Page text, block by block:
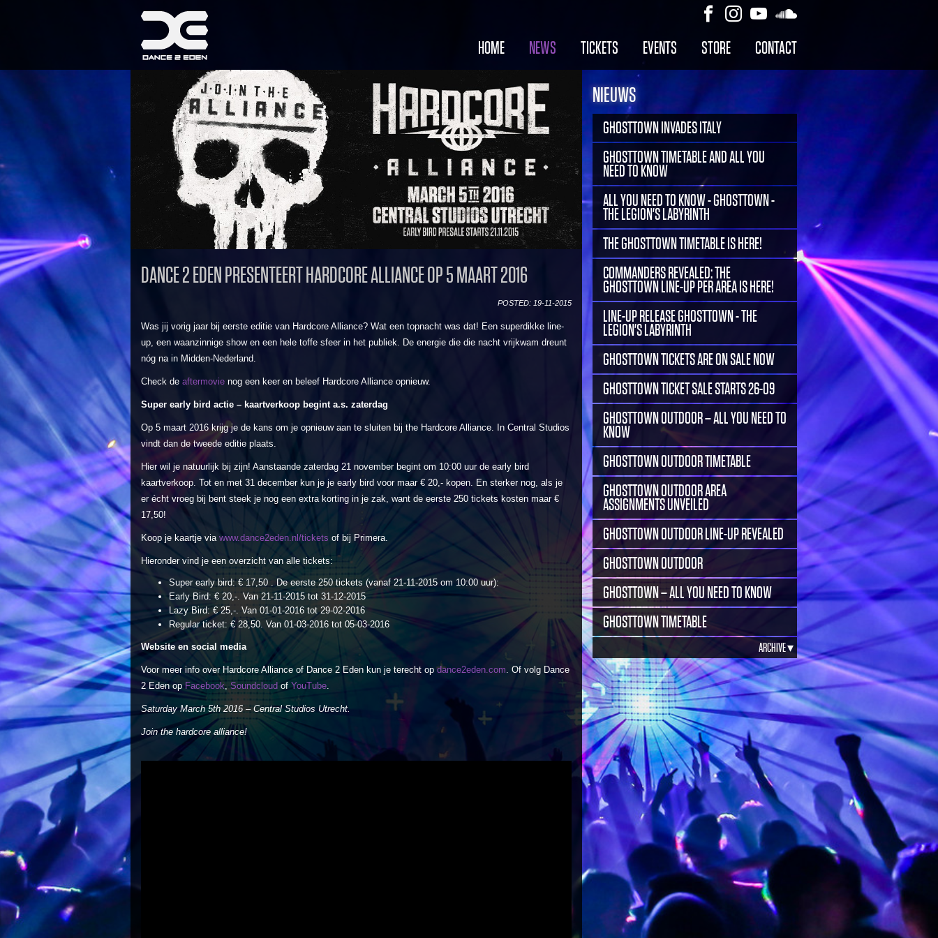
HOME NEWS TICKETS EVENTS STORE CONTACT
DANCE 2 EDEN PRESENTEERT HARDCORE ALLIANCE OP 5 MAART 2016
POSTED: 19-11-2015
Was jij vorig jaar bij eerste editie van Hardcore Alliance? Wat een topnacht was dat! Een superdikke line-
up, een waanzinnige show en een hele toffe sfeer in het publiek. De energie die die nacht vrijkwam dreunt
nóg na in Midden-Nederland.
Check de aftermovie nog een keer en beleef Hardcore Alliance opnieuw.
Super early bird actie – kaartverkoop begint a.s. zaterdag
Op 5 maart 2016 krijg je de kans om je opnieuw aan te sluiten bij the Hardcore Alliance. In Central Studios
vindt dan de tweede editie plaats.
Hier wil je natuurlijk bij zijn! Aanstaande zaterdag 21 november begint om 10:00 uur de early bird
kaartverkoop. Tot en met 31 december kun je je early bird voor maar € 20,- kopen. En sterker nog, als je
er écht vroeg bij bent steek je nog een extra korting in je zak, want de eerste 250 tickets kosten maar €
17,50!
Koop je kaartje via www.dance2eden.nl/tickets of bij Primera.
Hieronder vind je een overzicht van alle tickets:
Super early bird: € 17,50 . De eerste 250 tickets (vanaf 21-11-2015 om 10:00 uur):
Early Bird: € 20,-. Van 21-11-2015 tot 31-12-2015
Lazy Bird: € 25,-. Van 01-01-2016 tot 29-02-2016
Regular ticket: € 28,50. Van 01-03-2016 tot 05-03-2016
Website en social media
Voor meer info over Hardcore Alliance of Dance 2 Eden kun je terecht opdance2eden.com . Of volg Dance
2 Eden opFacebook, Soundcloud of YouTube
Saturday March 5th 2016 – Central Studios Utrecht.
Join the hardcore alliance!
NIEUWS
GHOSTTOWN INVADES ITALY
GHOSTTOWN TIMETABLE AND ALL YOU
NEED TO KNOW
ALL YOU NEED TO KNOW - GHOSTTOWN -
THE LEGION'S LABYRINTH
THE GHOSTTOWN TIMETABLE IS HERE!
COMMANDERS REVEALED: THE
GHOSTTOWN LINE-UP PER AREA IS HERE!
LINE-UP RELEASE GHOSTTOWN - THE
LEGION'S LABYRINTH
GHOSTTOWN TICKETS ARE ON SALE NOW
GHOSTTOWN TICKET SALE STARTS 26-09
GHOSTTOWN OUTDOOR – ALL YOU NEED TO
KNOW
GHOSTTOWN OUTDOOR TIMETABLE
GHOSTTOWN OUTDOOR AREA
ASSIGNMENTS UNVEILED
GHOSTTOWN OUTDOOR LINE-UP REVEALED
GHOSTTOWN OUTDOOR
GHOSTTOWN – ALL YOU NEED TO KNOW
GHOSTTOWN TIMETABLE
ARCHIVE ▾